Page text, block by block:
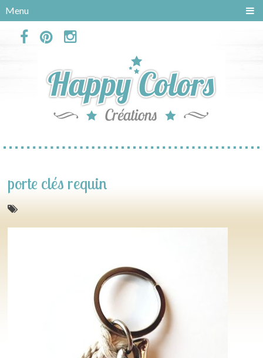
Menu
porte clés requin
Panneau de gestion des cookies